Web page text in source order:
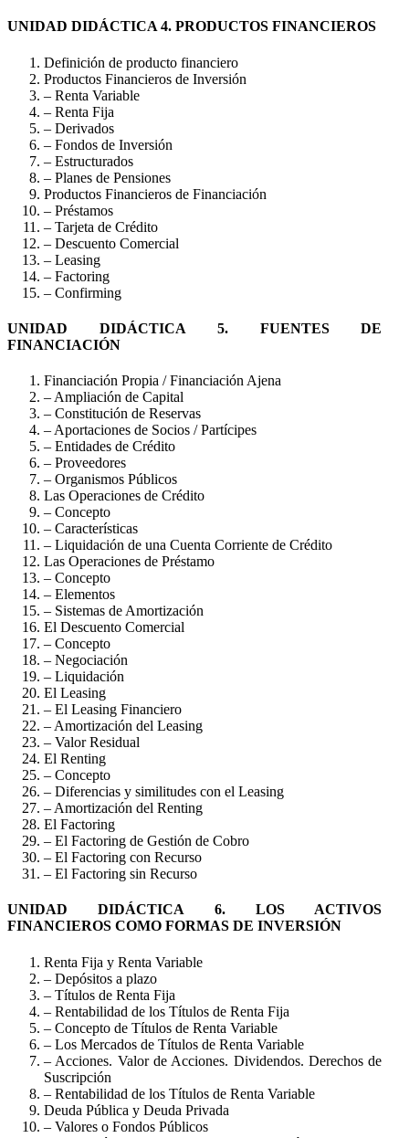
UNIDAD DIDÁCTICA 4. PRODUCTOS FINANCIEROS
Definición de producto financiero
Productos Financieros de Inversión
– Renta Variable
– Renta Fija
– Derivados
– Fondos de Inversión
– Estructurados
– Planes de Pensiones
Productos Financieros de Financiación
– Préstamos
– Tarjeta de Crédito
– Descuento Comercial
– Leasing
– Factoring
– Confirming
UNIDAD DIDÁCTICA 5. FUENTES DE
FINANCIACIÓN
Financiación Propia / Financiación Ajena
– Ampliación de Capital
– Constitución de Reservas
– Aportaciones de Socios / Partícipes
– Entidades de Crédito
– Proveedores
– Organismos Públicos
Las Operaciones de Crédito
– Concepto
– Características
– Liquidación de una Cuenta Corriente de Crédito
Las Operaciones de Préstamo
– Concepto
– Elementos
– Sistemas de Amortización
El Descuento Comercial
– Concepto
– Negociación
– Liquidación
El Leasing
– El Leasing Financiero
– Amortización del Leasing
– Valor Residual
El Renting
– Concepto
– Diferencias y similitudes con el Leasing
– Amortización del Renting
El Factoring
– El Factoring de Gestión de Cobro
– El Factoring con Recurso
– El Factoring sin Recurso
UNIDAD DIDÁCTICA 6. LOS ACTIVOS
FINANCIEROS COMO FORMAS DE INVERSIÓN
Renta Fija y Renta Variable
– Depósitos a plazo
– Títulos de Renta Fija
– Rentabilidad de los Títulos de Renta Fija
– Concepto de Títulos de Renta Variable
– Los Mercados de Títulos de Renta Variable
– Acciones. Valor de Acciones. Dividendos. Derechos de
Suscripción
– Rentabilidad de los Títulos de Renta Variable
Deuda Pública y Deuda Privada
– Valores o Fondos Públicos